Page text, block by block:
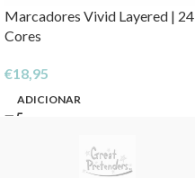
Marcadores Vivid Layered | 24
Cores
€18,95
ADICIONAR